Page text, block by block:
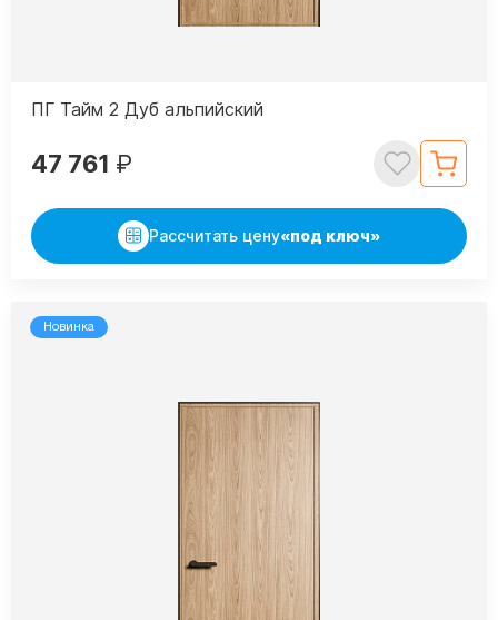
ПГ Тайм 2 Дуб альпийский
47 761 ₽
Рассчитать цену«под ключ»
Новинка